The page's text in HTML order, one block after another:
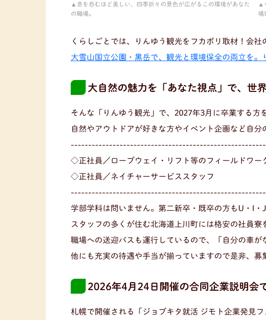
息を呑むほど美しい、四季折々の景色が広がるこの環境があなた
の職場。
場
くらしごとでは、りんゆう観光をフカボリ取材！会社
大雪山国立公園・黒岳で、観光と環境保全の両立を。
大自然の魅力を「あなた視点」で、世
そんな「りんゆう観光」で、2027年3月に卒業する方
自然やアウトドアが好きな方やイベント企画など自
◇正社員／ロープウェイ・リフト等のフィールドワー
◇正社員／ネイチャーサービススタッフ
学部学科は問いません。第二新卒・既卒の方もU・I・
スタッフの多くが住む北海道上川町には格安の社員寮
職場への送迎バスも運行しているので、「自分の車が
他にも充実の待遇や手当が揃っていますので是非、募
2026年4月24日開催の合同企業説明会
札幌で開催される「ジョブキタ就活 ジモト企業発見